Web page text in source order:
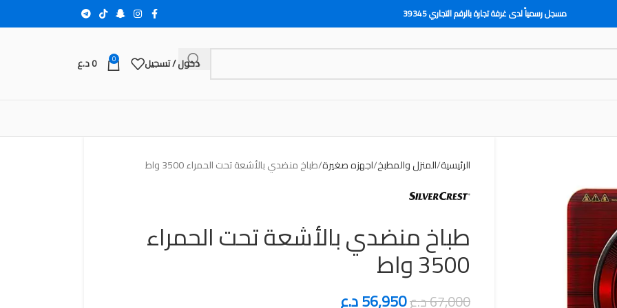
مسجل رسمياً لدى غرفة تجارة بالرقم التجاري 39345
دخول / تسجيل 0
0د.ع
الرئيسية المنزل والمطبخ اجهزه صغيرة طباخ منضدي بالأشعة تحت الحمراء 3500 واط
طباخ منضدي بالأشعة تحت الحمراء
3500 واط
67,000د.ع56,950د.ع